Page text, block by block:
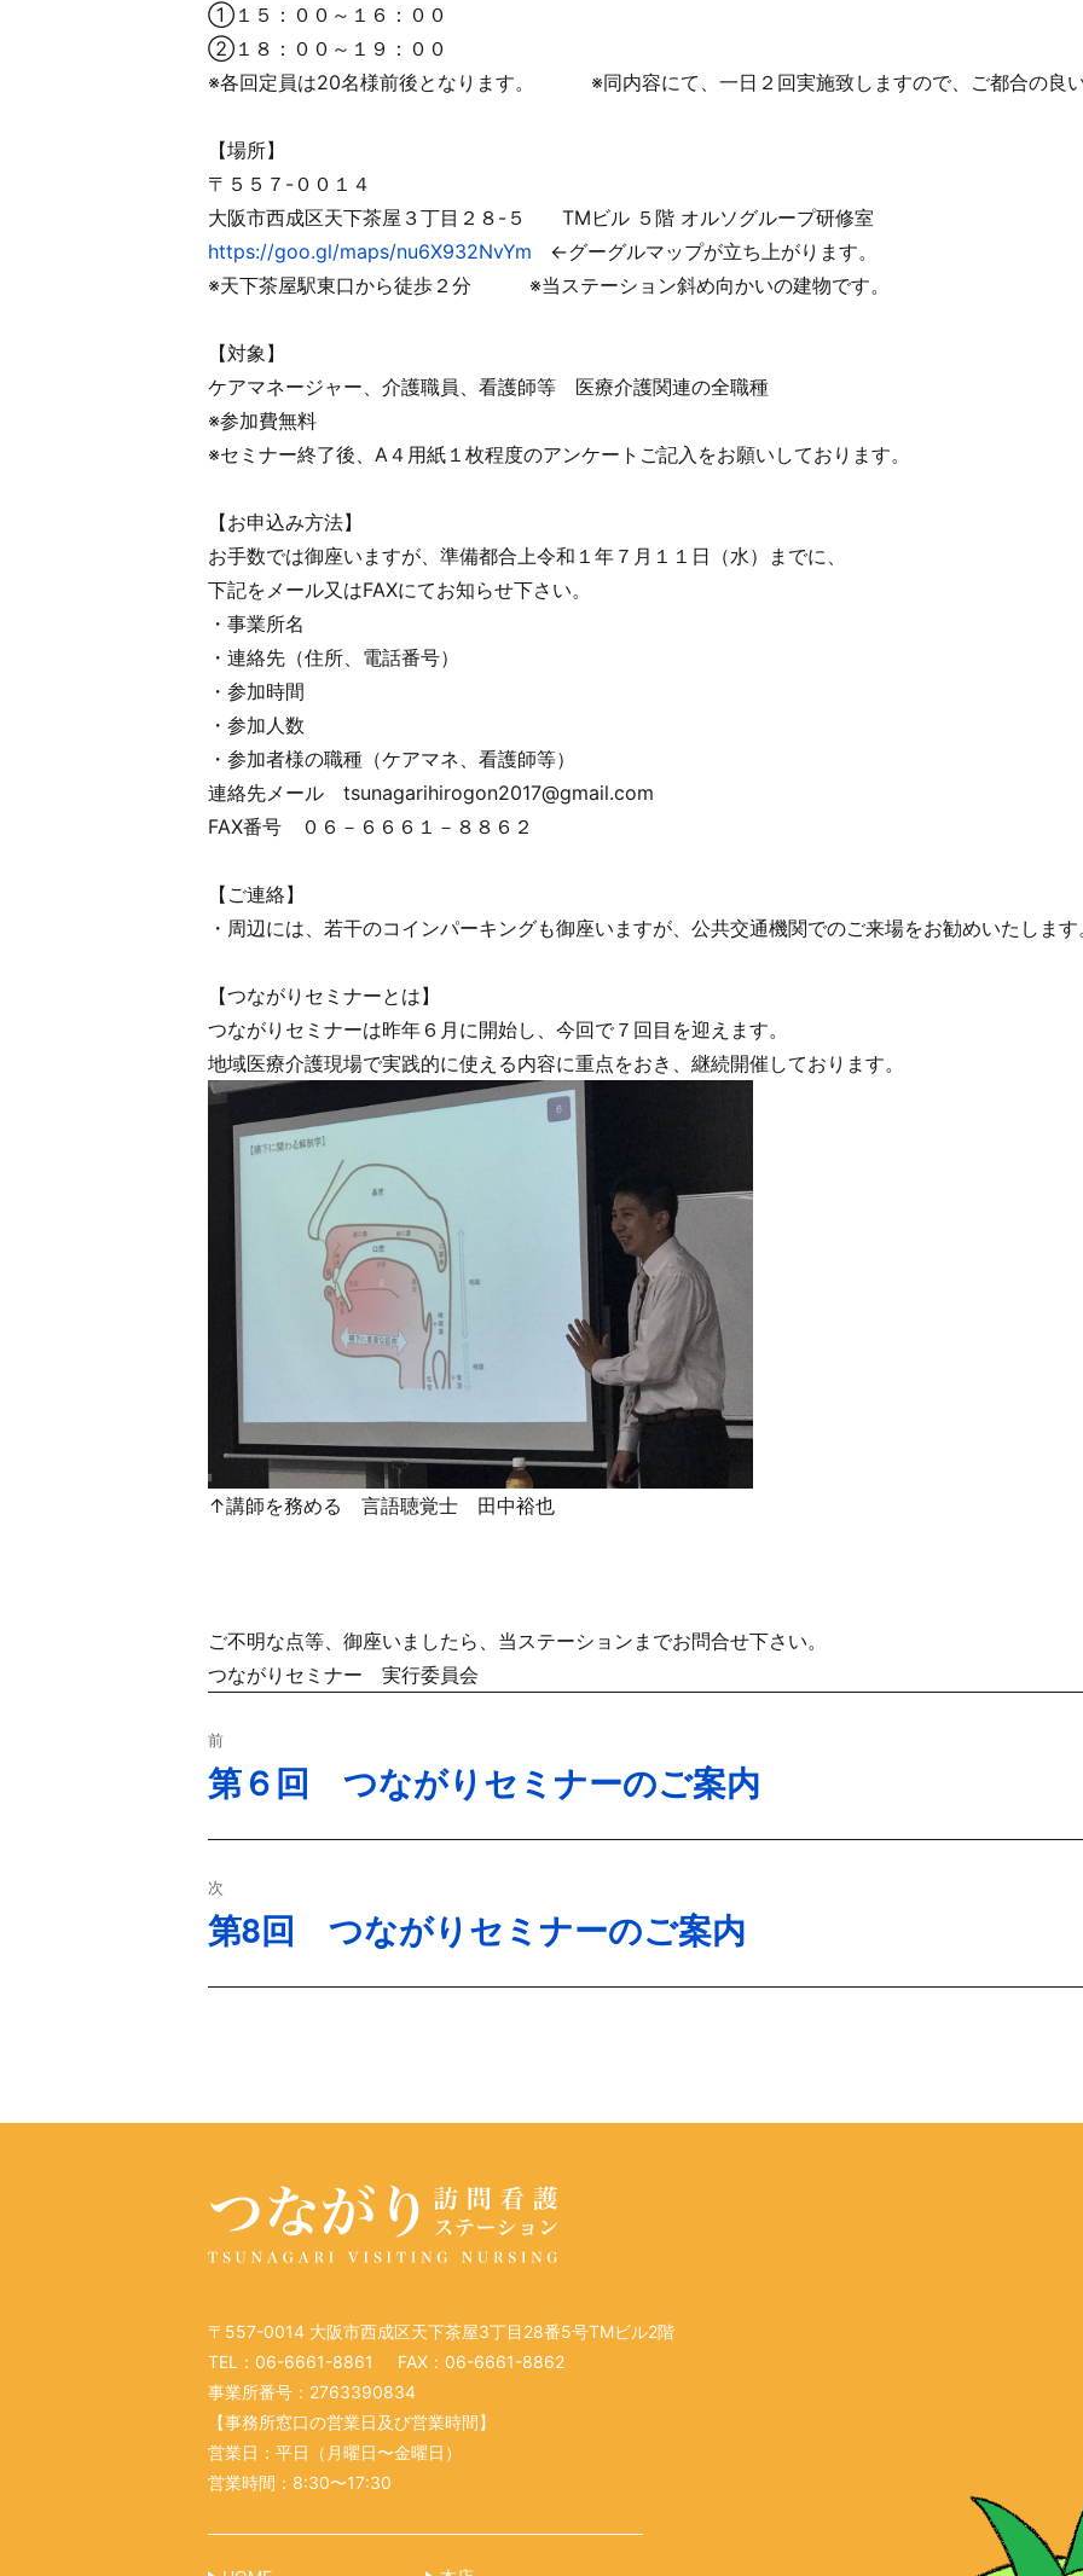
①１５：００～１６：００
②１８：００～１９：００
※各回定員は20名様前後となります。 ※同内容にて、一日２回実施致しますので、ご都合の良い
【場所】
〒５５７-００１４
大阪市西成区天下茶屋３丁目２８-５ TMビル ５階 オルソグループ研修室
https://goo.gl/maps/nu6X932NvYm ←グーグルマップが立ち上がります。
※天下茶屋駅東口から徒歩２分 ※当ステーション斜め向かいの建物です。
【対象】
ケアマネージャー、介護職員、看護師等 医療介護関連の全職種
※参加費無料
※セミナー終了後、A４用紙１枚程度のアンケートご記入をお願いしております。
【お申込み方法】
お手数では御座いますが、準備都合上令和１年７月１１日（水）までに、
下記をメール又はFAXにてお知らせ下さい。
・事業所名
・連絡先（住所、電話番号）
・参加時間
・参加人数
・参加者様の職種（ケアマネ、看護師等）
連絡先メール tsunagarihirogon2017@gmail.com
FAX番号 ０６－６６６１－８８６２
【ご連絡】
・周辺には、若干のコインパーキングも御座いますが、公共交通機関でのご来場をお勧めいたします
【つながりセミナーとは】
つながりセミナーは昨年６月に開始し、今回で７回目を迎えます。
地域医療介護現場で実践的に使える内容に重点をおき、継続開催しております。
↑講師を務める 言語聴覚士 田中裕也
ご不明な点等、御座いましたら、当ステーションまでお問合せ下さい。
つながりセミナー 実行委員会
稿
ビ
ゲ
ン
前
過
去
の
投
稿:
第６回 つながりセミナーのご案内
次
次
の
投
第8回 つながりセミナーのご案内
〒557-0014 大阪市西成区天下茶屋3丁目28番5号TMビル2階
TEL：06-6661-8861
FAX：06-6661-8862
事業所番号：2763390834
【事務所窓口の営業日及び営業時間】
営業日：平日（月曜日〜金曜日）
営業時間：8:30〜17:30